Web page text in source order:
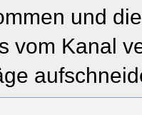
und
vom Kanal